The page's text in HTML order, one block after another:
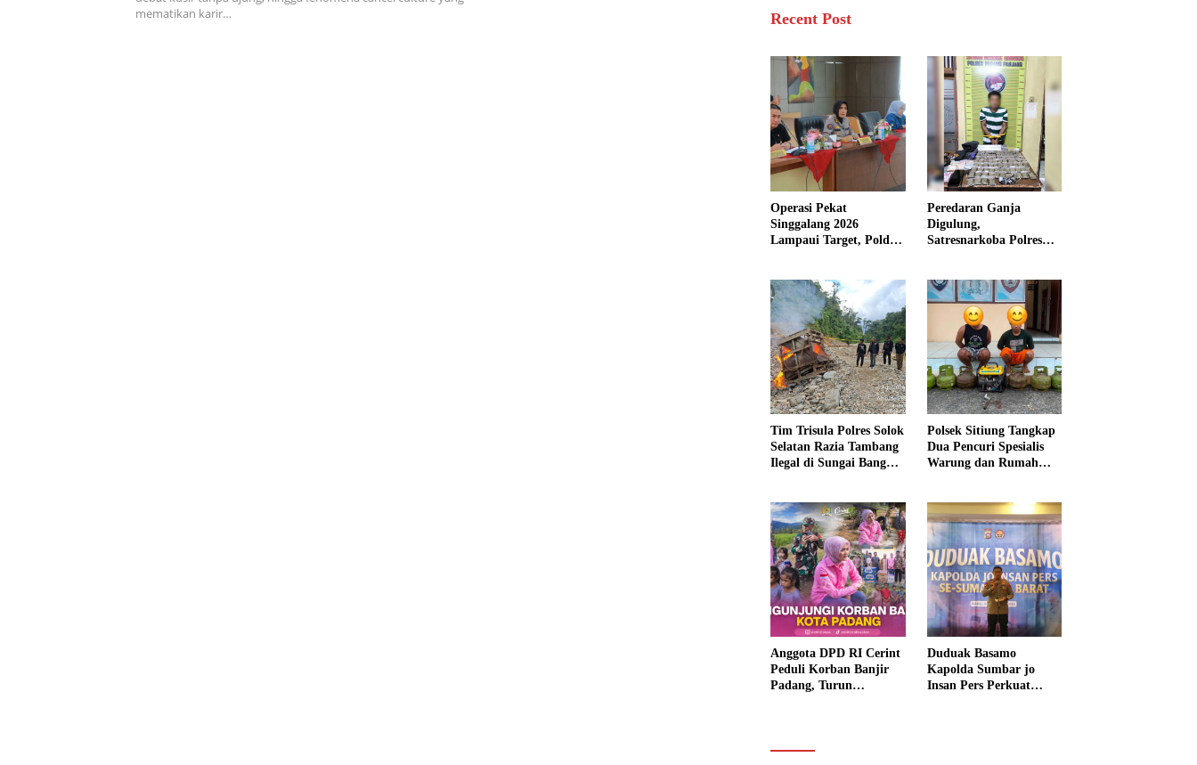
mematikan karir…
Recent Post
Operasi Pekat
Singgalang 2026
Lampaui Target, Polda
Kriminal
Peredaran Ganja
Digulung,
Satresnarkoba Polres
Siap Edar di Tanah
Datar
Tim Trisula Polres Solok
Selatan Razia Tambang
Ilegal di Sungai Bangko,
Polsek Sitiung Tangkap
Dua Pencuri Spesialis
Warung dan Rumah
Anggota DPD RI Cerint
Peduli Korban Banjir
Padang, Turun
Duduak Basamo
Kapolda Sumbar jo
Insan Pers Perkuat